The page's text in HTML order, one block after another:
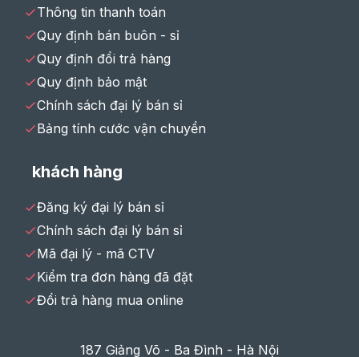
Thông tin thanh toán
Quy định bán buôn - sỉ
Quy định đổi trả hàng
Quy định bảo mật
Chính sách đại lý bán sỉ
Bảng tính cước vận chuyển
khách hàng
Đăng ký đại lý bán sỉ
Chính sách đại lý bán sỉ
Mã đại lý - mã CTV
Kiểm tra đơn hàng đã đặt
Đổi trả hàng mua online
187 Giảng Võ - Ba Đình - Hà Nội